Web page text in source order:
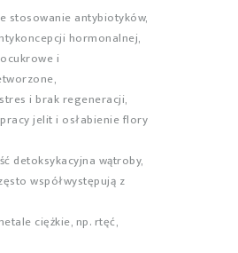
stosowanie antybiotyków,
hormonalnej,
i
i brak regeneracji,
jelit i osłabienie flory
detoksykacyjna wątroby,
współwystępują z
ciężkie, np. rtęć,